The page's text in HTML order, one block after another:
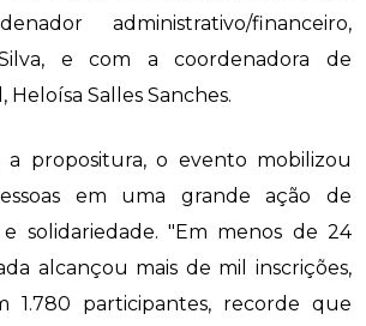
administrativo/financeiro,
Silva, e com a coordenadora de
Heloísa Salles Sanches.
a propositura, o evento mobilizou
em uma grande ação de
e solidariedade. "Em menos de 24
alcançou mais de mil inscrições,
1.780 participantes, recorde que